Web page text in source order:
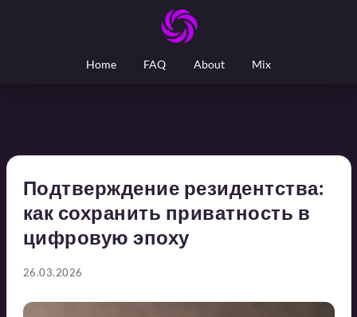
Home FAQ About Mix
Подтверждение резидентства:
как сохранить приватность в
цифровую эпоху
26.03.2026